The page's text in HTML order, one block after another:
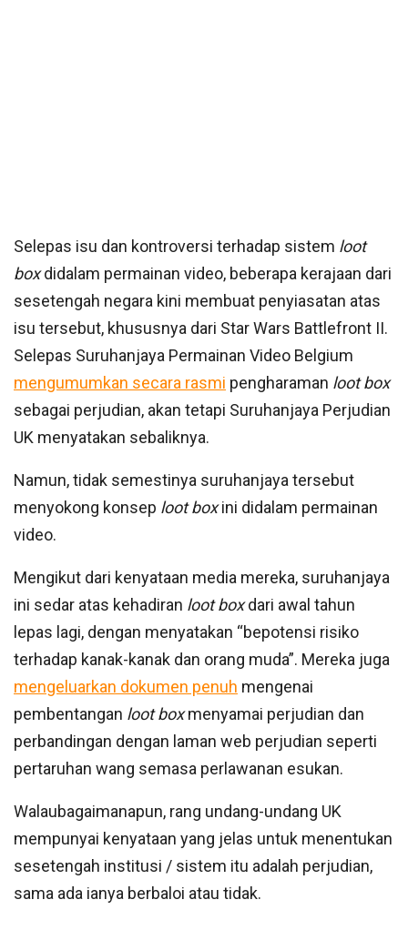
Selepas isu dan kontroversi terhadap sistem loot
boxdidalam permainan video, beberapa kerajaan dari
sesetengah negara kini membuat penyiasatan atas
isu tersebut, khususnya dari Star Wars Battlefront II.
Selepas Suruhanjaya Permainan Video Belgium
mengumumkan secara rasmi pengharaman loot box
sebagai perjudian, akan tetapi Suruhanjaya Perjudian
UK menyatakan sebaliknya.
Namun, tidak semestinya suruhanjaya tersebut
menyokong konsep loot boxini didalam permainan
video.
Mengikut dari kenyataan media mereka, suruhanjaya
ini sedar atas kehadiran loot boxdari awal tahun
lepas lagi, dengan menyatakan “bepotensi risiko
terhadap kanak-kanak dan orang muda”. Mereka juga
mengeluarkan dokumen penuh mengenai
pembentangan loot boxmenyamai perjudian dan
perbandingan dengan laman web perjudian seperti
pertaruhan wang semasa perlawanan esukan.
Walaubagaimanapun, rang undang-undang UK
mempunyai kenyataan yang jelas untuk menentukan
sesetengah institusi / sistem itu adalah perjudian,
sama ada ianya berbaloi atau tidak.